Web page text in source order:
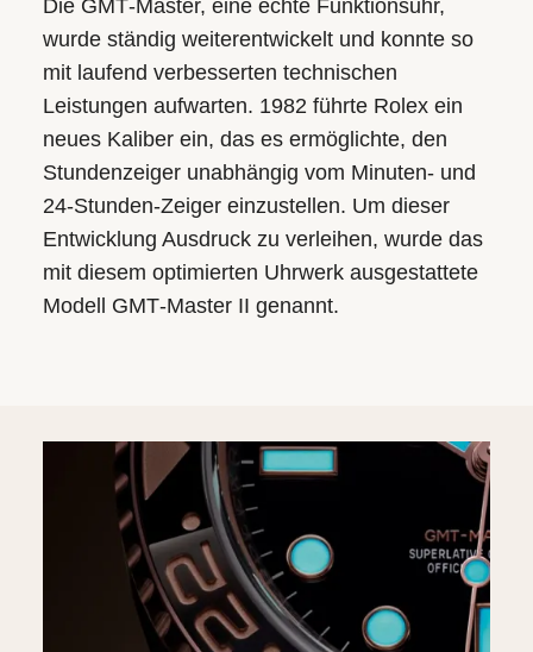
Die GMT‑Master, eine echte Funktionsuhr,
wurde ständig weiterentwickelt und konnte so
mit laufend verbesserten technischen
Leistungen aufwarten. 1982 führte Rolex ein
neues Kaliber ein, das es ermöglichte, den
Stundenzeiger unabhängig vom Minuten- und
24‑Stunden-Zeiger einzustellen. Um dieser
Entwicklung Ausdruck zu verleihen, wurde das
mit diesem optimierten Uhrwerk ausgestattete
Modell GMT‑Master II genannt.